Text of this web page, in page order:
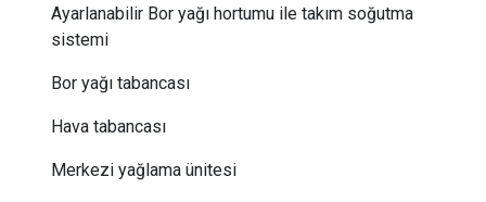
Ayarlanabilir Bor yağı hortumu ile takım soğutma
sistemi
Bor yağı tabancası
Hava tabancası
Merkezi yağlama ünitesi